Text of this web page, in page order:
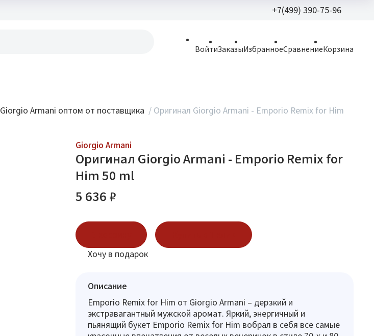
+7(499) 390-75-96
Волгоградский
ВойтиЗаказыИзбранноеСравнениеКорзина
Giorgio Armani оптом от поставщика / Оригинал Giorgio Armani - Emporio Remix for Him
Giorgio Armani
Оригинал Giorgio Armani - Emporio Remix for
Him 50 ml
5 636 ₽
Хочу в подарок
Описание
Emporio Remix for Him от Giorgio Armani – дерзкий и
экстравагантный мужской аромат. Яркий, энергичный и
пьянящий букет Emporio Remix for Him вобрал в себя все самые